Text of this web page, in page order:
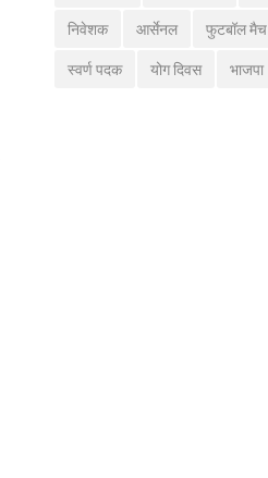
निवेशक आर्सेनल फुटबॉल मैच
स्वर्ण पदक योग दिवस भाजपा